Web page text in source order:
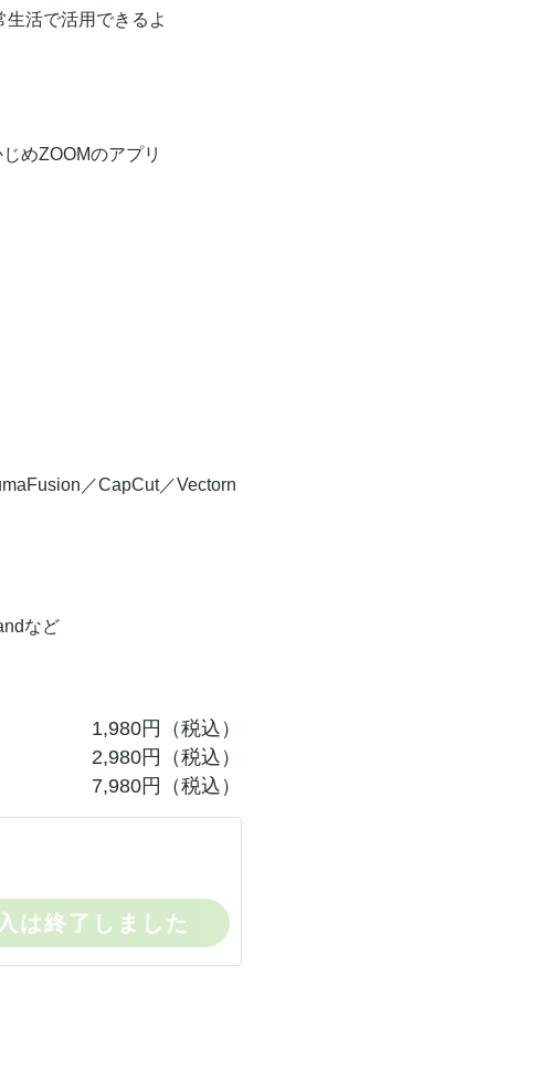
活で活用できるよ
めZOOMのアプリ
／CapCut／Vectorn
など
1,980円（税込）
2,980円（税込）
7,980円（税込）
は終了しました